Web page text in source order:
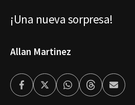
¡Una nueva sorpresa!
Allan Martinez
FacebookTwitterWhatsappThreadsEnviar
por